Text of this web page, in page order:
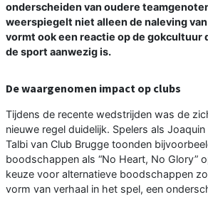
onderscheiden van oudere
weerspiegelt niet alleen de naleving
vormt ook een reactie op de gokcultuur
de sport aanwezig is.
De waargenomen impact op clubs
Tijdens de recente wedstrijden was de
nieuwe regel duidelijk. Spelers als
Talbi van Club Brugge toonden
boodschappen als “No Heart, No Glory”
keuze voor alternatieve boodschappen
vorm van verhaal in het spel, een